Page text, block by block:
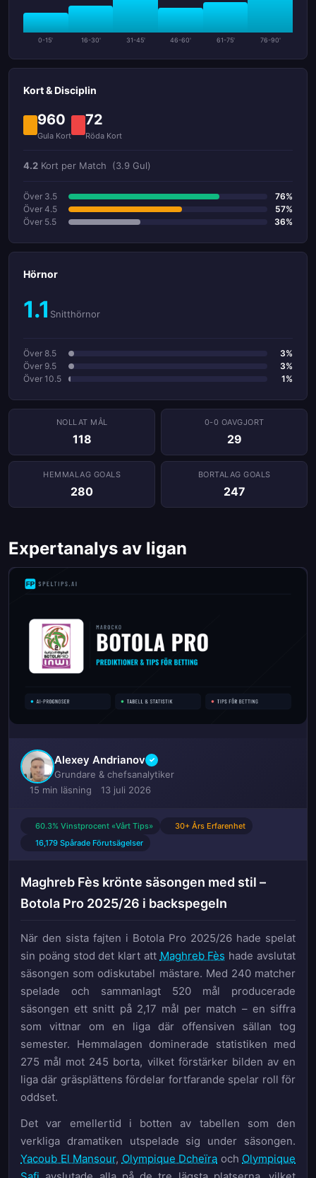
0-15' 16-30' 31-45' 46-60' 61-75' 76-90'
Kort & Disciplin
960
Gula Kort
72
Röda Kort
4.2 Kort per Match (3.9 Gul)
Över 3.5
76%
Över 4.5
57%
Över 5.5
36%
Hörnor
1.1 Snitthörnor
Över 8.5
3%
Över 9.5
3%
Över 10.5
1%
NOLLAT ​​MÅL
118
0-0 OAVGJORT
29
HEMMALAG GOALS
280
BORTALAG GOALS
247
Expertanalys av ligan
Alexey Andrianov ✓
Grundare & chefsanalytiker
15 min läsning
13 juli 2026
60.3% Vinstprocent «Vårt Tips»
30+ Års Erfarenhet
16,179 Spårade Förutsägelser
Maghreb Fès krönte säsongen med stil –
Botola Pro 2025/26 i backspegeln
När den sista fajten i Botola Pro 2025/26 hade spelat
sin poäng stod det klart att Maghreb Fès hade avslutat
säsongen som odiskutabel mästare. Med 240 matcher
spelade och sammanlagt 520 mål producerade
säsongen ett snitt på 2,17 mål per match – en siffra
som vittnar om en liga där offensiven sällan tog
semester. Hemmalagen dominerade statistiken med
275 mål mot 245 borta, vilket förstärker bilden av en
liga där gräsplättens fördelar fortfarande spelar roll för
oddset.
Det var emellertid i botten av tabellen som den
verkliga dramatiken utspelade sig under säsongen.
Yacoub El Mansour, Olympique Dcheïra och Olympique